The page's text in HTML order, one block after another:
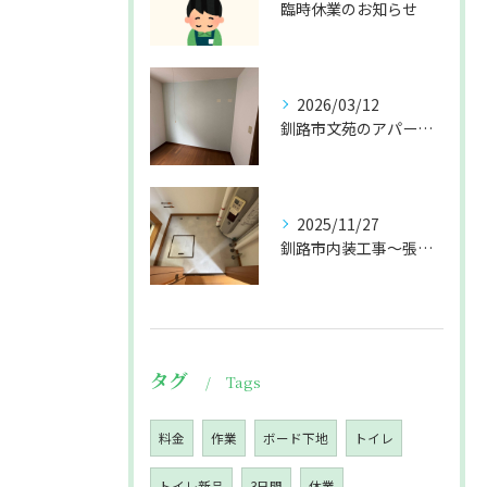
臨時休業のお知らせ
2026/03/12
釧路市文苑のアパート張替えになります🤗
2025/11/27
釧路市内装工事〜張替え
タグ Tags
料金 作業 ボード下地 トイレ